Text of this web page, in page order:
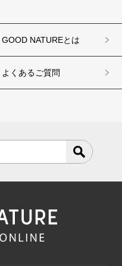
GOOD NATUREとは
よくあるご質問